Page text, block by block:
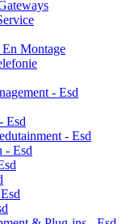
Montage
- Esd
Esd
- Esd
- Esd